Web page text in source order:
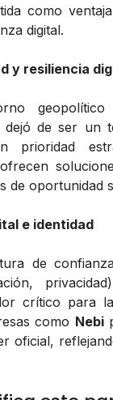
como
digital.
y resiliencia
geopolítico
dejó de ser un
prioridad
de oportunidad
e identidad
de
crítico para
como Nebi
oficial,